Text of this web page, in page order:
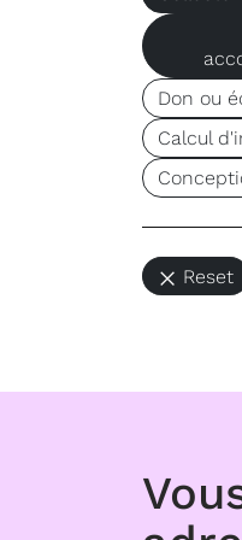
Don ou
Calcul
Reset